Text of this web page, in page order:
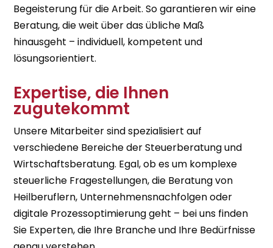
Begeisterung für die Arbeit. So garantieren wir eine
Beratung, die weit über das übliche Maß
hinausgeht – individuell, kompetent und
lösungsorientiert.
Expertise, die Ihnen
zugutekommt
Unsere Mitarbeiter sind spezialisiert auf
verschiedene Bereiche der Steuerberatung und
Wirtschaftsberatung. Egal, ob es um komplexe
steuerliche Fragestellungen, die Beratung von
Heilberuflern, Unternehmensnachfolgen oder
digitale Prozessoptimierung geht – bei uns finden
Sie Experten, die Ihre Branche und Ihre Bedürfnisse